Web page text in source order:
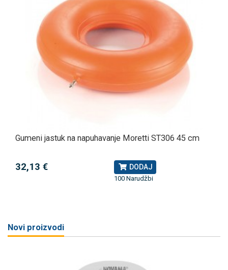
Gumeni jastuk na napuhavanje Moretti ST306 45 cm
32,13 € DODAJ
100 Narudžbi
Novi proizvodi